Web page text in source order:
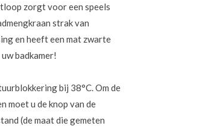
zorgt voor een speels
strak van
en heeft een mat zwarte
badkamer!
bij 38°C. Om de
moet u de knop van de
(de maat die gemeten